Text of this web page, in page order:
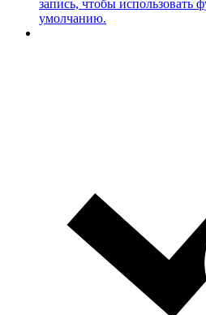
запись, чтобы использовать
умолчанию.